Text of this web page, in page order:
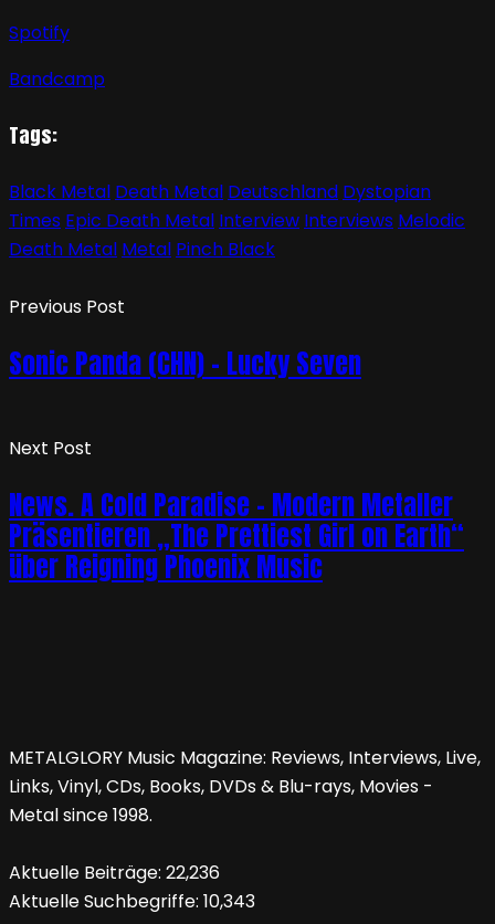
Spotify
Bandcamp
Tags:
Black Metal Death Metal Deutschland Dystopian
Times Epic Death Metal Interview Interviews Melodic
Death Metal Metal Pinch Black
Previous Post
Sonic Panda (CHN) – Lucky Seven
Next Post
News. A Cold Paradise – Modern Metaller
Präsentieren „The Prettiest Girl on Earth“
über Reigning Phoenix Music
METALGLORY Music Magazine: Reviews, Interviews, Live,
Links, Vinyl, CDs, Books, DVDs & Blu-rays, Movies -
Metal since 1998.
Aktuelle Beiträge: 22,236
Aktuelle Suchbegriffe: 10,343